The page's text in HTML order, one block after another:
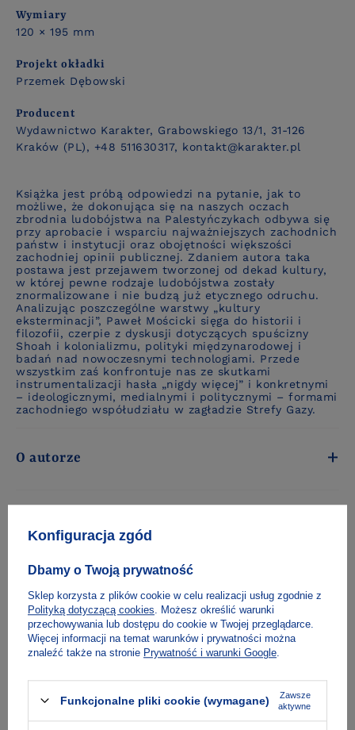
Wymiary
120 × 195 mm
Projekt okładki
Przemek Dębowski
Producent
Wydawnictwo Karakter, Grabowskiego 13/1, 31-126
Kraków (PL), +48 511630317, kontakt@karakter.pl
Książka jest próbą odpowiedzi na pytanie, jak to
możliwe, że dokonująca się na naszych oczach
zbrodnia ludobójstwa na Palestyńczykach odbywa się
przy aprobacie i wsparciu najważniejszych zachodnich
państw i instytucji oraz obojętności większości
zachodniej opinii publicznej. Zdaniem autora taka
postawa jest przejawem tworzonej od dekad kultury,
w której pewne rodzaje ludobójstwa zostały
znormalizowane i nie budzą już etycznego odruchu.
Analizując poszczególne warstwy „kultury
eksterminacji”, Paweł Mościcki sięga do historii i
filozofii, czerpie z dyskusji dotyczących spuścizny
Shoah i kolonializmu, polityki międzynarodowej i
badań nad nowoczesnymi technologiami. Przede
wszystkim zaś konfrontuje nas ze skutkami
instrumentalizacji hasła „nigdy więcej” i konkretnymi
– ideologicznymi, medialnymi i politycznymi – formami
zachodniego współudziału w zagładzie Strefy Gazy.
O autorze
Fragment
Spis treści
Dostawa i płatność
Konfiguracja zgód
Dbamy o Twoją prywatność
Sklep korzysta z plików cookie w celu realizacji usług zgodnie z
Polityką dotyczącą cookies . Możesz określić warunki
przechowywania lub dostępu do cookie w Twojej przeglądarce.
Więcej informacji na temat warunków i prywatności można
znaleźć także na stronie Prywatność i warunki Google
Funkcjonalne pliki cookie (wymagane)
Zawsze
aktywne